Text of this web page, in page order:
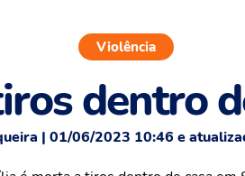
Violência
dentro
| 01/06/2023 10:46 e